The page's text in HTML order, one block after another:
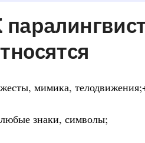
мимика,
знаки, символы;